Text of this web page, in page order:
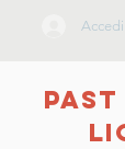
Accedi
past